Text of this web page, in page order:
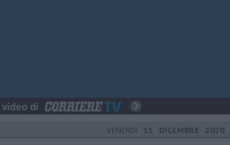
VENERDÌ 11 DICEMBRE 2020